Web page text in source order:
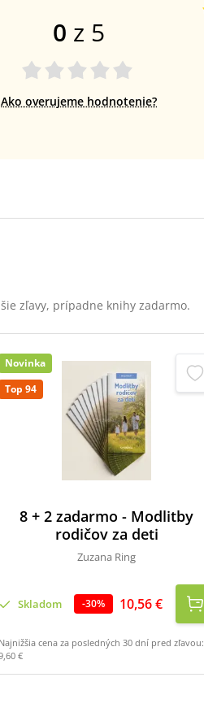
0 z 5
Ako overujeme hodnotenie?
zľavy, prípadne knihy zadarmo.
Novinka
Top 94
8 + 2 zadarmo - Modlitby
rodičov za deti
Zuzana Ring
Skladom -30% 10,56 €
Najnižšia cena za posledných 30 dní pred zľavou:
€